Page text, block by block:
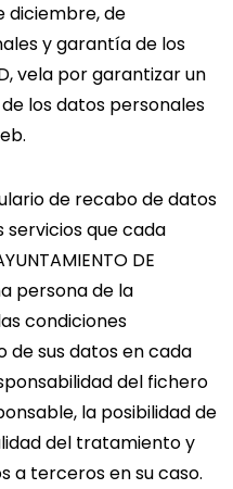
diciembre, de
y garantía de los
vela por garantizar un
los datos personales
de recabo de datos
que cada
DE
persona de la
condiciones
sus datos en cada
del fichero
la posibilidad de
del tratamiento y
a terceros en su caso.